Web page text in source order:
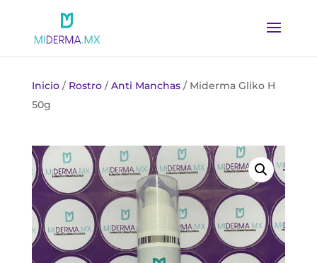
Inicio/ Rostro/Anti Manchas/ Miderma Gliko H
50g